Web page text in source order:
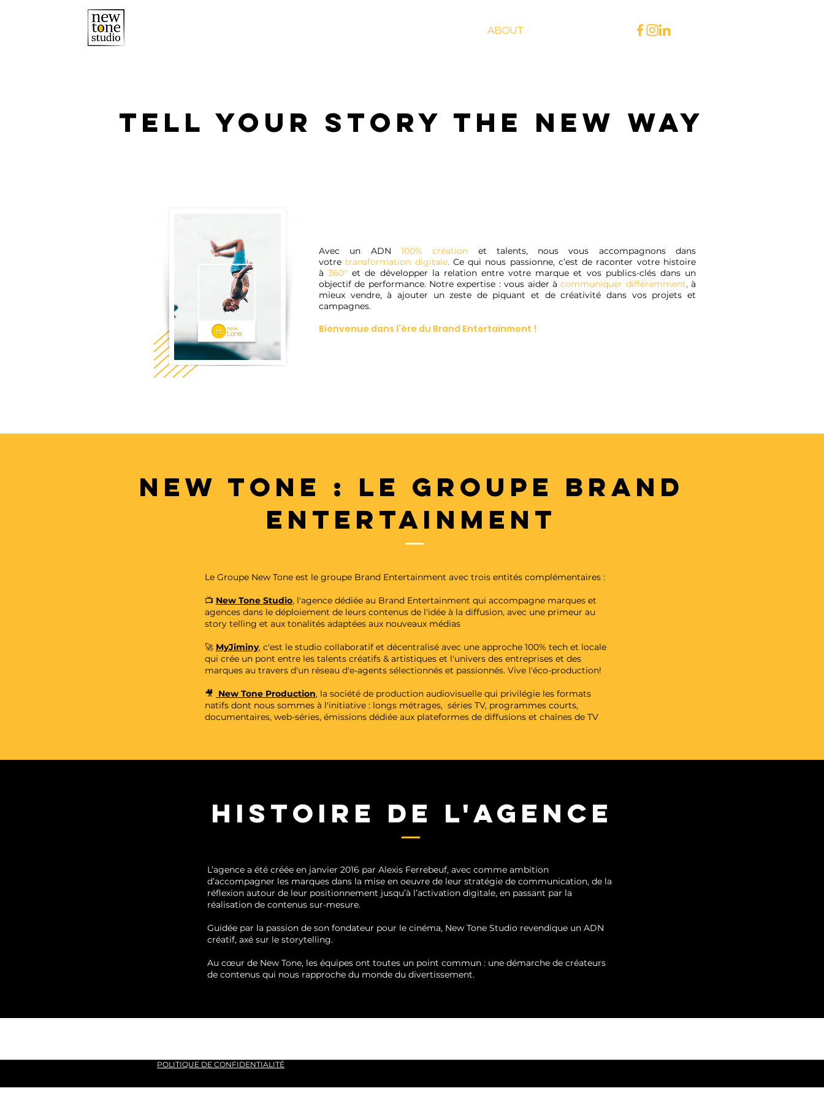
ABOUT
TELL YOUR STORY THE NEW WAY
Avec un ADN 100% création
et talents, nous vous accompagnons dans
votre transformation digitale. Ce qui nous passionne, c’est de raconter votre histoire
à360°et de développer la relation entre votre marque et vos publics-clés dans un
objectif de performance. Notre expertise : vous aider à communiquer différemment,à
mieux vendre, à ajouter un zeste de piquant et de créativité dans vos projets et
campagnes.
Bienvenue dans l’ère du Brand Entertainment !
NEW TONE : LE GROUPE BRAND
ENTERTAINMENT
Le Groupe New Tone est le groupe Brand Entertainment avec trois entités complémentaires :
📺 New Tone Studio, l'agence dédiée au Brand Entertainment qui accompagne marques et
agences dans le déploiement de leurs contenus de l'idée à la diffusion, avec une primeur au
story telling et aux tonalités adaptées aux nouveaux médias
🚀 MyJiminy, c'est le studio collaboratif et décentralisé avec une approche 100% tech et locale
qui crée un pont entre les talents créatifs & artistiques et l'univers des entreprises et des
marques au travers d'un réseau d'e-agents sélectionnés et passionnés. Vive l'éco-production!
🎥 New Tone Production, la société de production audiovisuelle qui privilégie les formats
natifs dont nous sommes à l'initiative : longs métrages, séries TV, programmes courts,
documentaires, web-séries, émissions dédiée aux plateformes de diffusions et chaînes de TV
HISTOIRE DE L'AGENCE
L’agence a été créée en janvier 2016 par Alexis Ferrebeuf, avec comme ambition
d’accompagner les marques dans la mise en oeuvre de leur stratégie de communication, de la
réflexion autour de leur positionnement jusqu’à l’activation digitale, en passant par la
réalisation de contenus sur-mesure.
Guidée par la passion de son fondateur pour le cinéma, New Tone Studio revendique un ADN
créatif, axé sur le storytelling.
Au cœur de New Tone, les équipes ont toutes un point commun : une démarche de créateurs
de contenus qui nous rapproche du monde du divertissement.
POLITIQUE DE CONFIDENTIALITÉ